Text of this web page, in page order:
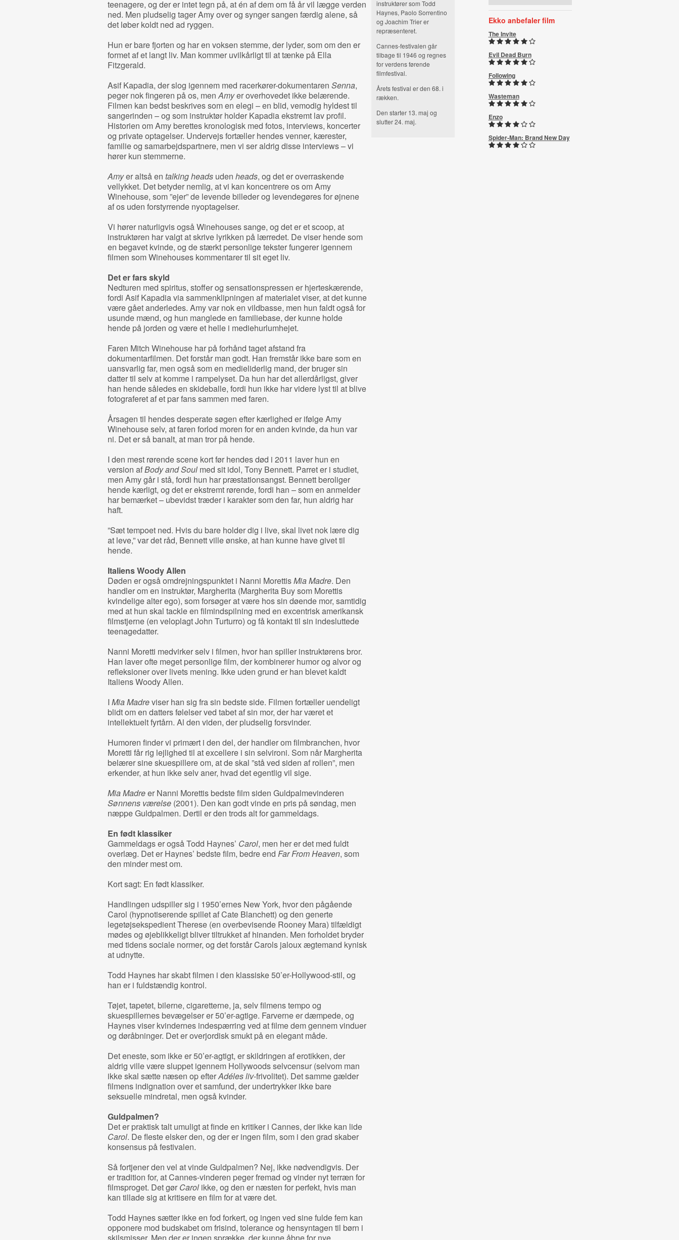
teenagere, og der er intet tegn på, at én af dem om få år vil lægge verden
ned. Men pludselig tager Amy over og synger sangen færdig alene, så
det løber koldt ned ad ryggen.
Hun er bare fjorten og har en voksen stemme, der lyder, som om den er
formet af et langt liv. Man kommer uvilkårligt til at tænke på Ella
Fitzgerald.
Asif Kapadia, der slog igennem med racerkører-dokumentaren Senna,
peger nok fingeren på os, menAmyer overhovedet ikke belærende.
Filmen kan bedst beskrives som en elegi – en blid, vemodig hyldest til
sangerinden – og som instruktør holder Kapadia ekstremt lav profil.
Historien om Amy berettes kronologisk med fotos, interviews, koncerter
og private optagelser. Undervejs fortæller hendes venner, kærester,
familie og samarbejdspartnere, men vi ser aldrig disse interviews – vi
hører kun stemmerne.
Amyer altså en talking headsuden heads, og det er overraskende
vellykket. Det betyder nemlig, at vi kan koncentrere os om Amy
Winehouse, som ”ejer” de levende billeder og levendegøres for øjnene
af os uden forstyrrende nyoptagelser.
Vi hører naturligvis også Winehouses sange, og det er et scoop, at
instruktøren har valgt at skrive lyrikken på lærredet. De viser hende som
en begavet kvinde, og de stærkt personlige tekster fungerer igennem
filmen som Winehouses kommentarer til sit eget liv.
Det er fars skyld
Nedturen med spiritus, stoffer og sensationspressen er hjerteskærende,
fordi Asif Kapadia via sammenklipningen af materialet viser, at det kunne
være gået anderledes. Amy var nok en vildbasse, men hun faldt også for
usunde mænd, og hun manglede en familiebase, der kunne holde
hende på jorden og være et helle i mediehurlumhejet.
Faren Mitch Winehouse har på forhånd taget afstand fra
dokumentarfilmen. Det forstår man godt. Han fremstår ikke bare som en
uansvarlig far, men også som en medieliderlig mand, der bruger sin
datter til selv at komme i rampelyset. Da hun har det allerdårligst, giver
han hende således en skideballe, fordi hun ikke har videre lyst til at blive
fotograferet af et par fans sammen med faren.
Årsagen til hendes desperate søgen efter kærlighed er ifølge Amy
Winehouse selv, at faren forlod moren for en anden kvinde, da hun var
ni. Det er så banalt, at man tror på hende.
I den mest rørende scene kort før hendes død i 2011 laver hun en
version afBody and Soulmed sit idol, Tony Bennett. Parret er i studiet,
men Amy går i stå, fordi hun har præstationsangst. Bennett beroliger
hende kærligt, og det er ekstremt rørende, fordi han – som en anmelder
har bemærket – ubevidst træder i karakter som den far, hun aldrig har
haft.
”Sæt tempoet ned. Hvis du bare holder dig i live, skal livet nok lære dig
at leve,” var det råd, Bennett ville ønske, at han kunne have givet til
hende.
Italiens Woody Allen
Døden er også omdrejningspunktet i Nanni MorettisMia Madre. Den
handler om en instruktør, Margherita (Margherita Buy som Morettis
kvindelige alter ego), som forsøger at være hos sin døende mor, samtidig
med at hun skal tackle en filmindspilning med en excentrisk amerikansk
filmstjerne (en veloplagt John Turturro) og få kontakt til sin indesluttede
teenagedatter.
Nanni Moretti medvirker selv i filmen, hvor han spiller instruktørens bror.
Han laver ofte meget personlige film, der kombinerer humor og alvor og
refleksioner over livets mening. Ikke uden grund er han blevet kaldt
Italiens Woody Allen.
I Mia Madreviser han sig fra sin bedste side. Filmen fortæller uendeligt
blidt om en datters følelser ved tabet af sin mor, der har været et
intellektuelt fyrtårn. Al den viden, der pludselig forsvinder.
Humoren finder vi primært i den del, der handler om filmbranchen, hvor
Moretti får rig lejlighed til at excellere i sin selvironi. Som når Margherita
belærer sine skuespillere om, at de skal ”stå ved siden af rollen”, men
erkender, at hun ikke selv aner, hvad det egentlig vil sige.
Mia Madreer Nanni Morettis bedste film siden Guldpalmevinderen
Sønnens værelse(2001). Den kan godt vinde en pris på søndag, men
næppe Guldpalmen. Dertil er den trods alt for gammeldags.
En født klassiker
Gammeldags er også Todd Haynes’ Carol, men her er det med fuldt
overlæg. Det er Haynes’ bedste film, bedre end Far From Heaven, som
den minder mest om.
Kort sagt: En født klassiker.
Handlingen udspiller sig i 1950’ernes New York, hvor den pågående
Carol (hypnotiserende spillet af Cate Blanchett) og den generte
legetøjsekspedient Therese (en overbevisende Rooney Mara) tilfældigt
mødes og øjeblikkeligt bliver tiltrukket af hinanden. Men forholdet bryder
med tidens sociale normer, og det forstår Carols jaloux ægtemand kynisk
at udnytte.
Todd Haynes har skabt filmen i den klassiske 50’er-Hollywood-stil, og
han er i fuldstændig kontrol.
Tøjet, tapetet, bilerne, cigaretterne, ja, selv filmens tempo og
skuespillernes bevægelser er 50’er-agtige. Farverne er dæmpede, og
Haynes viser kvindernes indespærring ved at filme dem gennem vinduer
og døråbninger. Det er overjordisk smukt på en elegant måde.
Det eneste, som ikke er 50’er-agtigt, er skildringen af erotikken, der
aldrig ville være sluppet igennem Hollywoods selvcensur (selvom man
ikke skal sætte næsen op efterAdéles liv-frivolitet). Det samme gælder
filmens indignation over et samfund, der undertrykker ikke bare
seksuelle mindretal, men også kvinder.
Guldpalmen?
Det er praktisk talt umuligt at finde en kritiker i Cannes, der ikke kan lide
Carol. De fleste elsker den, og der er ingen film, som i den grad skaber
konsensus på festivalen.
Så fortjener den vel at vinde Guldpalmen? Nej, ikke nødvendigvis. Der
er tradition for, at Cannes-vinderen peger fremad og vinder nyt terræn for
filmsproget. Det gør Carolikke, og den er næsten for perfekt, hvis man
kan tillade sig at kritisere en film for at være det.
Todd Haynes sætter ikke en fod forkert, og ingen ved sine fulde fem kan
opponere mod budskabet om frisind, tolerance og hensyntagen til børn i
instruktører som Todd
Haynes, Paolo Sorrentino
og Joachim Trier er
repræsenteret.
Cannes-festivalen går
tilbage til 1946 og regnes
for verdens førende
filmfestival.
Årets festival er den 68. i
rækken.
Den starter 13. maj og
slutter 24. maj.
Ekko anbefaler film
The Invite
Evil Dead Burn
Following
Wasteman
Enzo
Spider-Man: Brand New Day